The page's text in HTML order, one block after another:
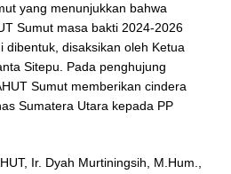
yang menunjukkan bahwa
Sumut masa bakti 2024-2026
dibentuk, disaksikan oleh Ketua
Sitepu. Pada penghujung
Sumut memberikan cindera
Sumatera Utara kepada PP
Ir. Dyah Murtiningsih, M.Hum.,